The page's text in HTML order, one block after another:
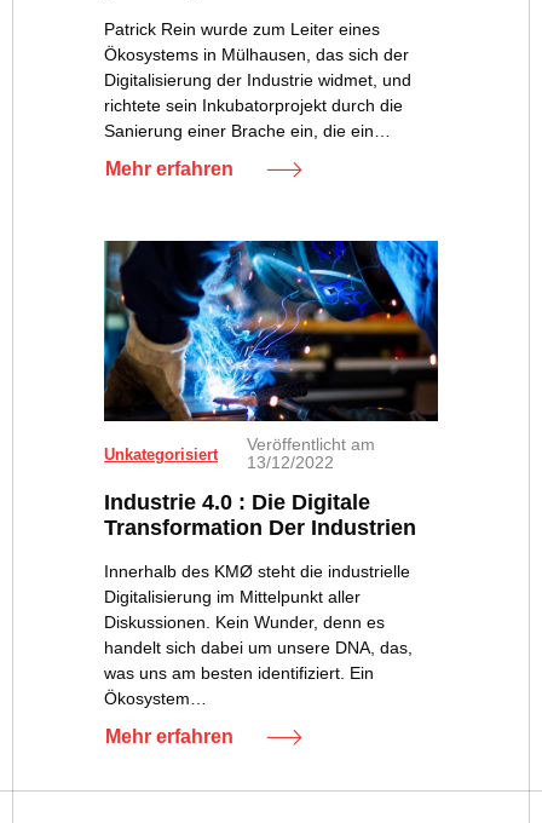
Patrick Rein wurde zum Leiter eines
Ökosystems in Mülhausen, das sich der
Digitalisierung der Industrie widmet, und
richtete sein Inkubatorprojekt durch die
Sanierung einer Brache ein, die ein…
Mehr erfahren
Photo by Rob Lambert on Unsplash
Unkategorisiert
Veröffentlicht am
13/12/2022
Industrie 4.0 : Die Digitale
Transformation Der Industrien
Innerhalb des KMØ steht die industrielle
Digitalisierung im Mittelpunkt aller
Diskussionen. Kein Wunder, denn es
handelt sich dabei um unsere DNA, das,
was uns am besten identifiziert. Ein
Ökosystem…
Mehr erfahren